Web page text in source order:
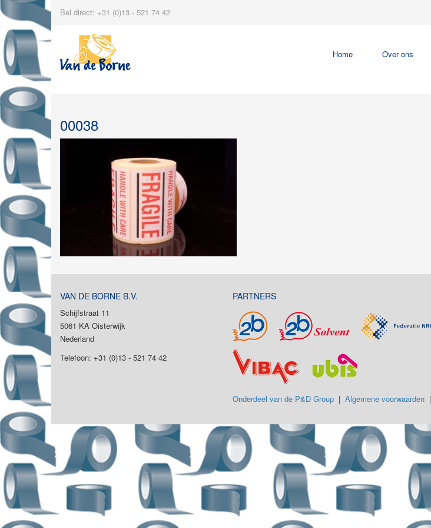
Bel direct: +31 (0)13 - 521 74 42
Home Over ons
00038
VAN DE BORNE B.V.
Schijfstraat 11
5061 KA Oisterwijk
Nederland
Telefoon: +31 (0)13 - 521 74 42
PARTNERS
Onderdeel van de P&D Group| Algemene voorwaarden|